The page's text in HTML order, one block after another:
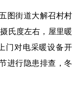
街道大解召村村
氏度左右，屋里暖
门对电采暖设备开
进行隐患排查，冬